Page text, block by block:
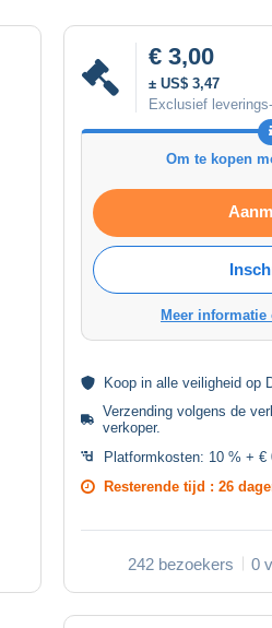
€ 3,00
± US$ 3,47
Exclusief
Om te kopen
Meer informatie
Koop in alle veiligheid op
Verzending volgens de
verkoper.
Platformkosten: 10 % + €
Resterende tijd : 26
242 bezoekers 0